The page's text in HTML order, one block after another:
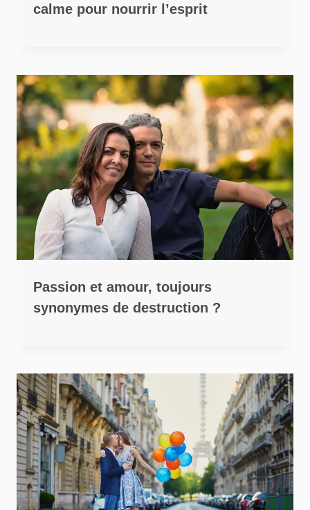
calme pour nourrir l’esprit
Passion et amour, toujours
synonymes de destruction ?